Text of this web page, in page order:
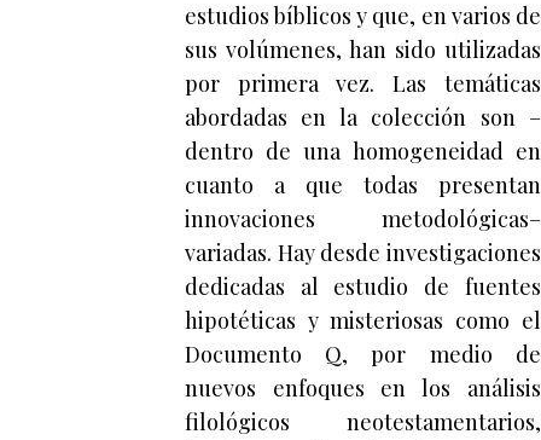
estudios bíblicos y que, en varios de
sus volúmenes, han sido utilizadas
por primera vez. Las temáticas
abordadas en la colección son –
dentro de una homogeneidad en
cuanto a que todas presentan
innovaciones metodológicas–
variadas. Hay desde investigaciones
dedicadas al estudio de fuentes
hipotéticas y misteriosas como el
Documento Q, por medio de
nuevos enfoques en los análisis
filológicos neotestamentarios,